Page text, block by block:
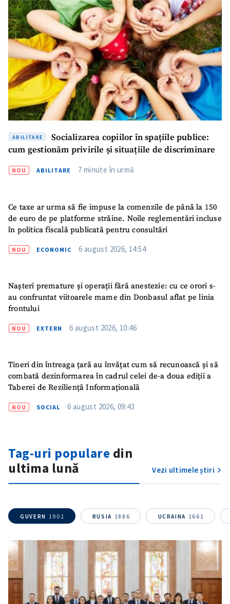
ABILITARE
Socializarea copiilor în spațiile publice:
cum gestionăm privirile și situațiile de discriminare
NOU ABILITARE 7 minute în urmă
Ce taxe ar urma să fie impuse la comenzile de până la 150
de euro de pe platforme străine. Noile reglementări incluse
în politica fiscală publicată pentru consultări
NOU ECONOMIC 6 august 2026, 14:54
Nașteri premature și operații fără anestezie: cu ce orori s-
au confruntat viitoarele mame din Donbasul aflat pe linia
frontului
NOU EXTERN 6 august 2026, 10:46
Tineri din întreaga țară au învățat cum să recunoască și să
combată dezinformarea în cadrul celei de-a doua ediții a
Taberei de Reziliență Informațională
NOU SOCIAL 6 august 2026, 09:43
Tag-uri populare din
ultima lună
Vezi ultimele știri
GUVERN 1902 RUSIA 1886 UCRAINA 1661
Am citit și sunt de
acord cupolitica de
confidențialitate.
TRIMITE ȘTIREA